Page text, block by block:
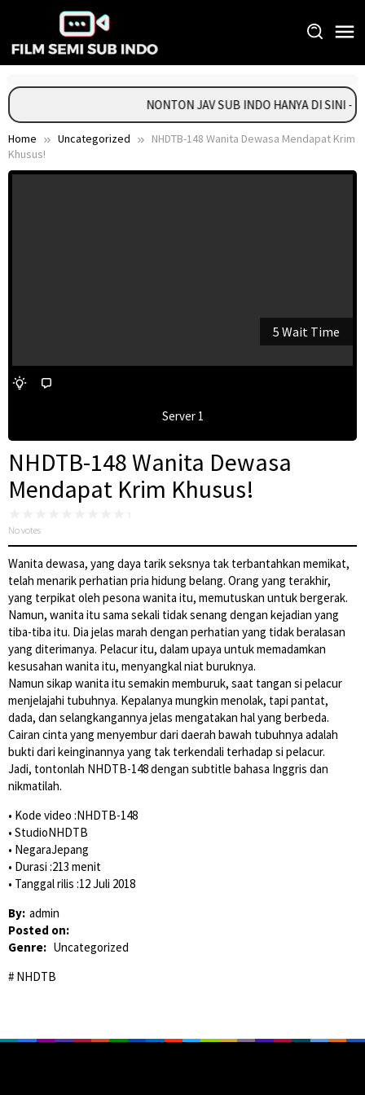
content
NONTON JAV SUB INDO HANYA DI SINI -
Home Uncategorized
NHDTB-148 Wanita Dewasa Mendapat Krim
Khusus!
5 Wait Time
Server 1
NHDTB-148 Wanita Dewasa
Mendapat Krim Khusus!
No votes
Wanita dewasa, yang daya tarik seksnya tak terbantahkan memikat,
telah menarik perhatian pria hidung belang. Orang yang terakhir,
yang terpikat oleh pesona wanita itu, memutuskan untuk bergerak.
Namun, wanita itu sama sekali tidak senang dengan kejadian yang
tiba-tiba itu. Dia jelas marah dengan perhatian yang tidak beralasan
yang diterimanya. Pelacur itu, dalam upaya untuk memadamkan
kesusahan wanita itu, menyangkal niat buruknya.
Namun sikap wanita itu semakin memburuk, saat tangan si pelacur
menjelajahi tubuhnya. Kepalanya mungkin menolak, tapi pantat,
dada, dan selangkangannya jelas mengatakan hal yang berbeda.
Cairan cinta yang menyembur dari daerah bawah tubuhnya adalah
bukti dari keinginannya yang tak terkendali terhadap si pelacur.
Jadi, tontonlah NHDTB-148 dengan subtitle bahasa Inggris dan
nikmatilah.
• Kode video :NHDTB-148
• StudioNHDTB
• NegaraJepang
• Durasi :213 menit
• Tanggal rilis :12 Juli 2018
By: admin
Posted on:
Genre: Uncategorized
NHDTB